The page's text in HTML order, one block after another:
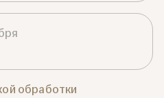
обработки